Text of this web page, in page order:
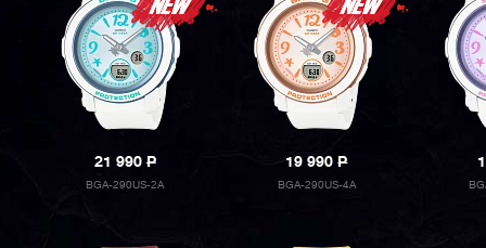
21 990P
BGA-290US-2A
19 990P
BGA-290US-4A